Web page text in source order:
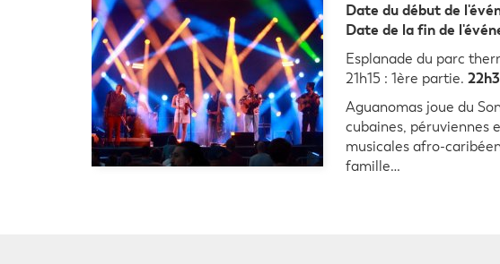
Date du début de
Date de la fin de
Esplanade du parc
21h15 : 1ère partie.
Aguanomas joue du
cubaines, péruviennes
musicales afro-
famille…